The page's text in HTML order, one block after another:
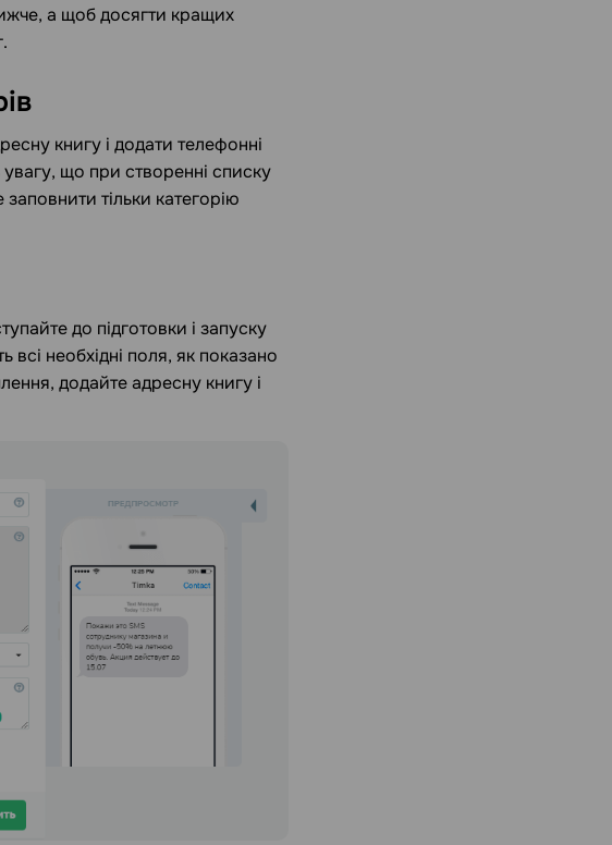
а щоб досягти кращих
книгу і додати телефонні
що при створенні списку
тільки категорію
до підготовки і запуску
всі необхідні поля, як показано
додайте адресну книгу і